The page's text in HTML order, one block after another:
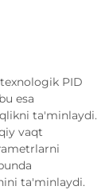
PID
esa
ta'minlaydi.
vaqt
ta'minlaydi.